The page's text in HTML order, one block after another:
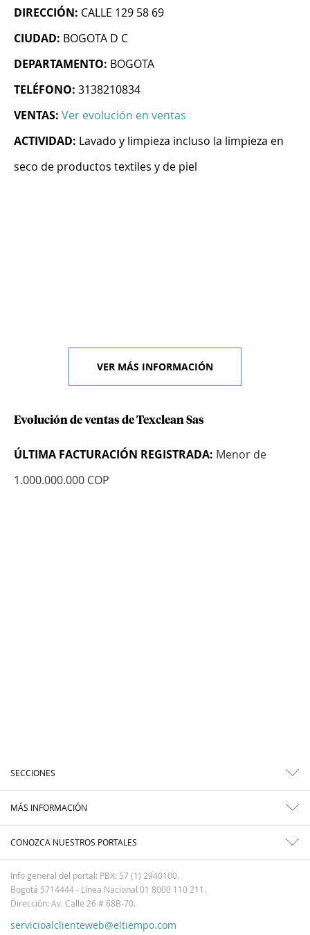
DIRECCIÓN: CALLE 129 58 69
CIUDAD: BOGOTA D C
DEPARTAMENTO: BOGOTA
TELÉFONO: 3138210834
VENTAS: Ver evolución en ventas
ACTIVIDAD: Lavado y limpieza incluso la limpieza en
seco de productos textiles y de piel
VER MÁS INFORMACIÓN
Evolución de ventas de Texclean Sas
ÚLTIMA FACTURACIÓN REGISTRADA: Menor de
1.000.000.000 COP
SECCIONES
MÁS INFORMACIÓN
CONOZCA NUESTROS PORTALES
Info general del portal: PBX: 57 (1) 2940100.
Bogotá 5714444 - Línea Nacional 01 8000 110 211.
Dirección: Av. Calle 26 # 68B-70.
servicioalclienteweb@eltiempo.com